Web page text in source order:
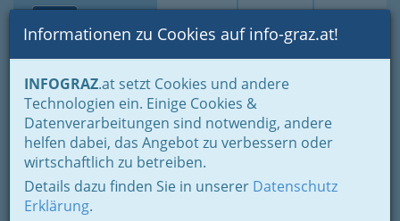
Suche Login Toggle
Informationen zu Cookies auf info-graz.at!
INFOGRAZ.at setzt Cookies und andere
Technologien ein. Einige Cookies &
Datenverarbeitungen sind notwendig, andere
helfen dabei, das Angebot zu verbessern oder
wirtschaftlich zu betreiben.
Details dazu finden Sie in unserer Datenschutz
Erklärung.
Home Branchen
Jobs & Karriere Steiermark
Aus- u. Weiterbildung
Allgemeinbildende Höhere Schulen
Allgemeinbildende Höhere
Schulen